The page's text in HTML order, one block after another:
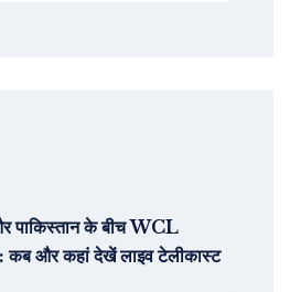
पाकिस्तान के बीच WCL
कब और कहां देखें लाइव टेलीकास्ट